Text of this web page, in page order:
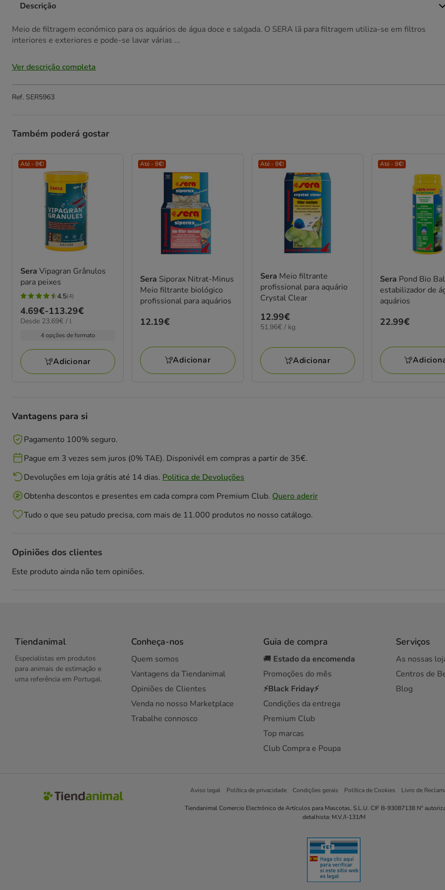
Descrição
Meio de filtragem económico para os aquários de água doce e salgada. O SERA lã para filtragem utiliza-se em filtros
interiores e exteriores e pode-se lavar várias ...
Ver descrição completa
Ref. SER5963
Também poderá gostar
Até - 8€!
Sera Vipagran Grânulos
para peixes
4.5
estrelas
com
avaliações
4.5(4)
Preço
de
4.69€
113.29€
4.69€-113.29€
23.69€
Desde 23.69€ / l
4 opções de formato
Adicionar
Até - 8€!
Sera Siporax Nitrat-Minus
Meio filtrante biológico
profissional para aquários
Preço
12.19€
Adicionar
Até - 8€!
Sera Meio filtrante
profissional para aquário
Crystal Clear
Preço
12.99€
12.99€
51.96€
51.96€ / kg
Adicionar
Até - 8€!
Sera Pond Bio
estabilizador de
aquários
Preço
22.99€
Vantagens para si
Pagamento 100% seguro.
Pague em 3 vezes sem juros (0% TAE). Disponivél em compras a partir de 35€.
Devoluções em loja grátis até 14 dias. Politica de Devoluções
Obtenha descontos e presentes em cada compra com Premium Club. Quero aderir
Tudo o que seu patudo precisa, com mais de 11.000 produtos no nosso catálogo.
Opiniões dos clientes
Este produto ainda não tem opiniões.
Tiendanimal
Especialistas em produtos
para animais de estimação e
uma referência em Portugal.
Conheça-nos
Quem somos
Vantagens da Tiendanimal
Opiniões de Clientes
Venda no nosso Marketplace
Trabalhe connosco
Guia de compra
🚚 Estado da encomenda
Promoções do mês
⚡Black Friday⚡
Condições da entrega
Premium Club
Top marcas
Club Compra e Poupa
Serviços
As nossas
Centros de
Blog
Aviso legal Política de privacidade Condições gerais Política de Cookies Livro de
Tiendanimal Comercio Electrónico de Artículos para Mascotas, S.L.U. CIF B-93087138 Nº
detalhista: M.V./I-131/M